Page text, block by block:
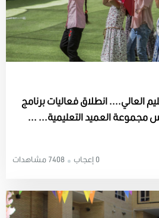
العالي.... انطلاق فعاليات برنامج
العميد التعليمية... ...
7408 مشاهدات 0 إعجاب